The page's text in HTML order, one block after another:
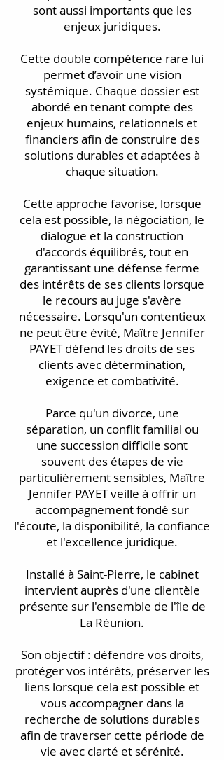
sont aussi importants que les
enjeux juridiques.
Cette double compétence rare lui
permet d’avoir une vision
systémique. Chaque dossier est
abordé en tenant compte des
enjeux humains, relationnels et
financiers afin de construire des
solutions durables et adaptées à
chaque situation.
Cette approche favorise, lorsque
cela est possible, la négociation, le
dialogue et la construction
d'accords équilibrés, tout en
garantissant une défense ferme
des intérêts de ses clients lorsque
le recours au juge s'avère
nécessaire. Lorsqu'un contentieux
ne peut être évité, Maître Jennifer
PAYET défend les droits de ses
clients avec détermination,
exigence et combativité.
Parce qu'un divorce, une
séparation, un conflit familial ou
une succession difficile sont
souvent des étapes de vie
particulièrement sensibles, Maître
Jennifer PAYET veille à offrir un
accompagnement fondé sur
l'écoute, la disponibilité, la confiance
et l'excellence juridique.
Installé à Saint-Pierre, le cabinet
intervient auprès d'une clientèle
présente sur l'ensemble de l'île de
La Réunion.
Son objectif : défendre vos droits,
protéger vos intérêts, préserver les
liens lorsque cela est possible et
vous accompagner dans la
recherche de solutions durables
afin de traverser cette période de
vie avec clarté et sérénité.